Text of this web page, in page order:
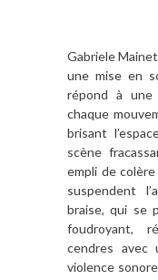
Gabriele
une mise en
répond à
chaque
brisant
scène
empli de
suspendent
braise, qui se
foudroyant,
cendres
violence